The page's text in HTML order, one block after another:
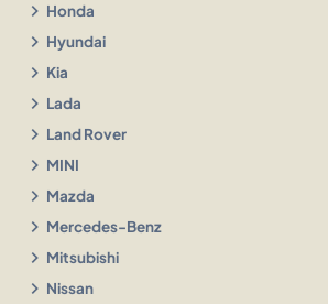
chevron_right Honda
chevron_right Hyundai
chevron_right Kia
chevron_right Lada
chevron_right Land Rover
chevron_right MINI
chevron_right Mazda
chevron_right Mercedes-Benz
chevron_right Mitsubishi
chevron_right Nissan